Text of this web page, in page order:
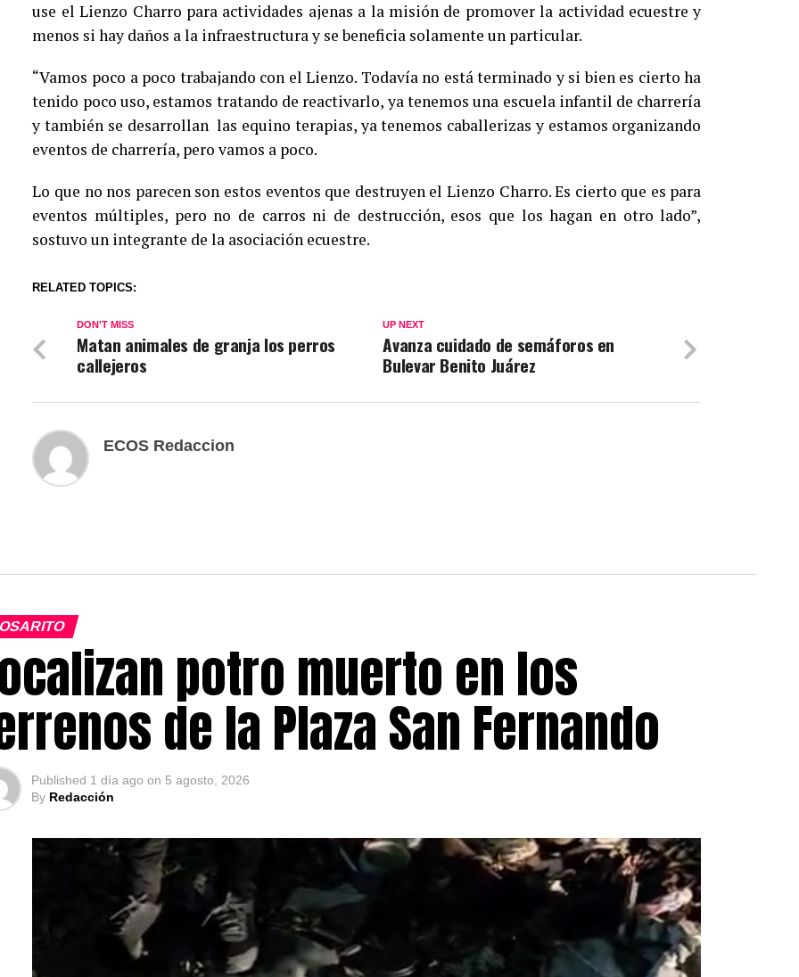
use el Lienzo Charro para actividades ajenas a la misión de promover la actividad ecuestre y
menos si hay daños a la infraestructura y se beneficia solamente un particular.
“Vamos poco a poco trabajando con el Lienzo. Todavía no está terminado y si bien es cierto ha
tenido poco uso, estamos tratando de reactivarlo, ya tenemos una escuela infantil de charrería
y también se desarrollan las equino terapias, ya tenemos caballerizas y estamos organizando
eventos de charrería, pero vamos a poco.
Lo que no nos parecen son estos eventos que destruyen el Lienzo Charro. Es cierto que es para
eventos múltiples, pero no de carros ni de destrucción, esos que los hagan en otro lado”,
sostuvo un integrante de la asociación ecuestre.
RELATED TOPICS:
UP NEXT
Avanza cuidado de semáforos en
Bulevar Benito Juárez
DON'T MISS
Matan animales de granja los perros
callejeros
ECOS Redaccion
potro muerto en los
de la Plaza San Fernando
Published 1 día ago on 5 agosto, 2026
By Redacción